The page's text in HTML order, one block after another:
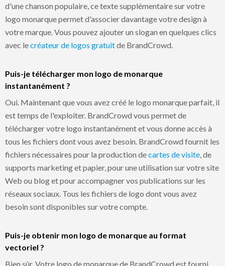
d'une chanson populaire, ce texte supplémentaire sur votre
logo monarque permet d'associer davantage votre design à
votre marque. Vous pouvez ajouter un slogan en quelques clics
avec lecréateur de logos gratuitde BrandCrowd.
Puis-je télécharger mon logo de monarque
instantanément ?
Oui. Maintenant que vous avez créé le logo monarque parfait, il
est temps de l'exploiter. BrandCrowd vous permet de
télécharger votre logo instantanément et vous donne accès à
tous les fichiers dont vous avez besoin. BrandCrowd fournit les
fichiers nécessaires pour la production decartes de visite , de
supports marketing et papier, pour une utilisation sur votre site
Web ou blog et pour accompagner vos publications sur les
réseaux sociaux. Tous les fichiers de logo dont vous avez
besoin sont disponibles sur votre compte.
Puis-je obtenir mon logo de monarque au format
vectoriel ?
Bien sûr. Votre logo de monarque de BrandCrowd est fourni